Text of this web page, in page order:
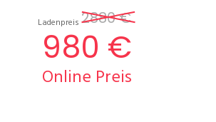
Ladenpreis 2880 €
980 €
Online Preis